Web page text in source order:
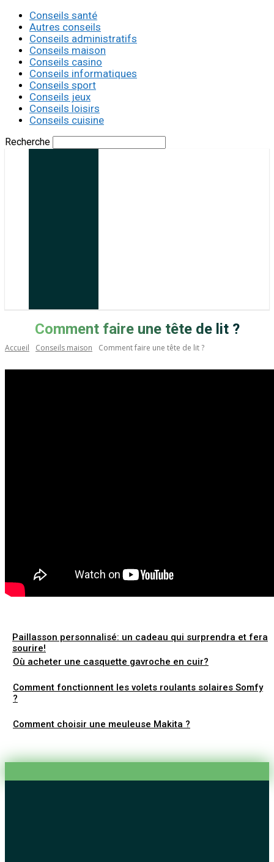
Conseils santé
Autres conseils
Conseils administratifs
Conseils maison
Conseils casino
Conseils informatiques
Conseils sport
Conseils jeux
Conseils loisirs
Conseils cuisine
Recherche
Comment faire une tête de lit ?
Accueil Conseils maison Comment faire une tête de lit ?
Paillasson personnalisé: un cadeau qui surprendra et fera
sourire!
Où acheter une casquette gavroche en cuir?
Comment fonctionnent les volets roulants solaires Somfy
?
Comment choisir une meuleuse Makita ?